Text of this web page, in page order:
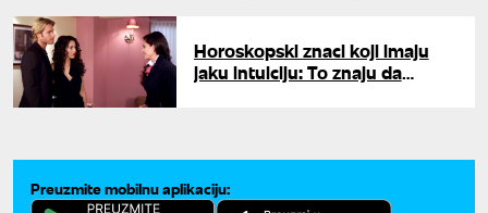
Horoskopski znaci koji imaju
jaku intuiciju: To znaju da
Preuzmite mobilnu aplikaciju: